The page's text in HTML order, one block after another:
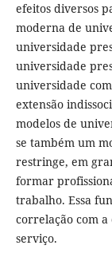
efeitos diversos
moderna de
universidade
universidade
universidade
extensão
modelos de
se também um
restringe, em
formar
trabalho. Essa
correlação com
serviço.